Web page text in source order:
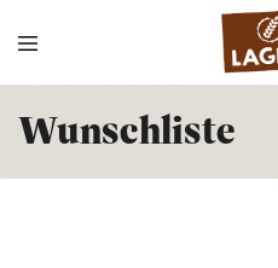
Wunschliste